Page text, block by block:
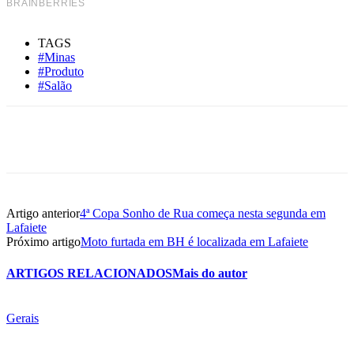
TAGS
#Minas
#Produto
#Salão
Artigo anterior4ª Copa Sonho de Rua começa nesta segunda em
Lafaiete
Próximo artigoMoto furtada em BH é localizada em Lafaiete
ARTIGOS RELACIONADOSMais do autor
Gerais